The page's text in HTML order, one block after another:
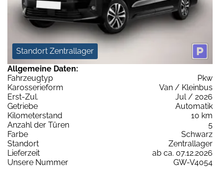
Standort Zentrallager
Allgemeine Daten:
Fahrzeugtyp
Pkw
Karosserieform
Van / Kleinbus
Erst-Zul.
Jul / 2026
Getriebe
Automatik
Kilometerstand
10 km
Anzahl der Türen
5
Farbe
Schwarz
Standort
Zentrallager
Lieferzeit
ab ca. 07.12.2026
Unsere Nummer
GW-V4054